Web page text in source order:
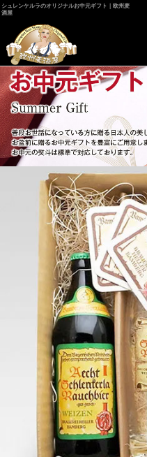
シュレンケルラのオリジナルお中元ギフト｜欧州麦
酒屋